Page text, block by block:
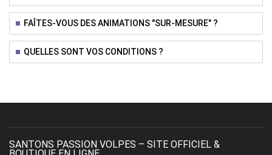
FAÎTES-VOUS DES ANIMATIONS "SUR-MESURE" ?
QUELLES SONT VOS CONDITIONS ?
SANTONS PASSION VOLPES – SITE OFFICIEL &